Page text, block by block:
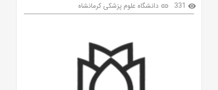
visibility
331
link دانشگاه علوم پزشکی کرمانشاه